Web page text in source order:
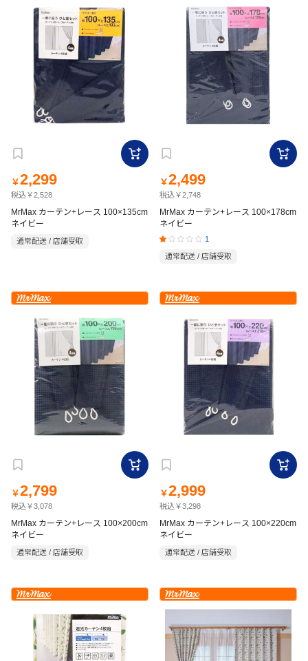
￥2,299
税込￥2,528
MrMax カーテン+レース 100×135cm
ネイビー
通常配送 / 店舗受取
￥2,499
税込￥2,748
MrMax カーテン+レース 100×178cm
ネイビー
1
通常配送 / 店舗受取
￥2,799
税込￥3,078
MrMax カーテン+レース 100×200cm
ネイビー
通常配送 / 店舗受取
￥2,999
税込￥3,298
MrMax カーテン+レース 100×220cm
ネイビー
通常配送 / 店舗受取